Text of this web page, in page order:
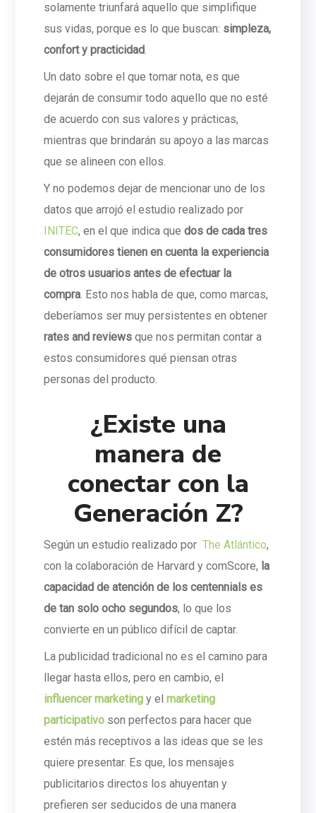
solamente triunfará aquello que simplifique
sus vidas, porque es lo que buscan: simpleza,
confort y practicidad.
Un dato sobre el que tomar nota, es que
dejarán de consumir todo aquello que no esté
de acuerdo con sus valores y prácticas,
mientras que brindarán su apoyo a las marcas
que se alineen con ellos.
Y no podemos dejar de mencionar uno de los
datos que arrojó el estudio realizado por
INITEC, en el que indica quedos de cada tres
consumidores tienen en cuenta la experiencia
de otros usuarios antes de efectuar la
compra. Esto nos habla de que, como marcas,
deberíamos ser muy persistentes en obtener
rates and reviewsque nos permitan contar a
estos consumidores qué piensan otras
personas del producto.
¿Existe una
manera de
conectar con la
Generación Z?
Según un estudio realizado porThe Atlántico,
con la colaboración de Harvard y comScore, la
capacidad de atención de los centennials es
de tan solo ocho segundos, lo que los
convierte en un público difícil de captar.
La publicidad tradicional no es el camino para
llegar hasta ellos, pero en cambio, el
influencer marketingy elmarketing
participativo son perfectos para hacer que
estén más receptivos a las ideas que se les
quiere presentar. Es que, los mensajes
publicitarios directos los ahuyentan y
prefieren ser seducidos de una manera